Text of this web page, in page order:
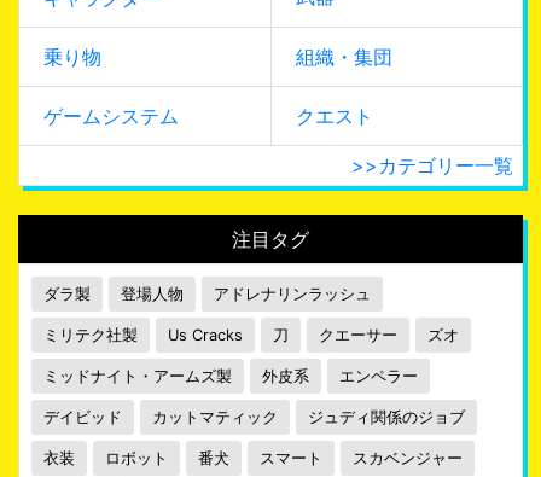
乗り物 組織・集団
ゲームシステム クエスト
>>カテゴリー一覧
注目タグ
ダラ製 登場人物 アドレナリンラッシュ
ミリテク社製 Us Cracks 刀 クエーサー ズオ
ミッドナイト・アームズ製 外皮系 エンペラー
デイビッド カットマティック ジュディ関係のジョブ
衣装 ロボット 番犬 スマート スカベンジャー